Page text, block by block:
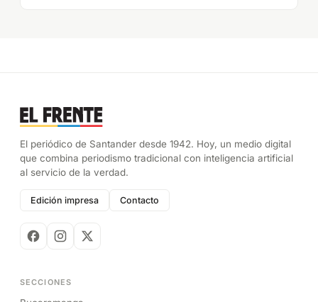
El periódico de Santander desde 1942. Hoy, un medio digital
que combina periodismo tradicional con inteligencia artificial
al servicio de la verdad.
Edición impresa Contacto
SECCIONES